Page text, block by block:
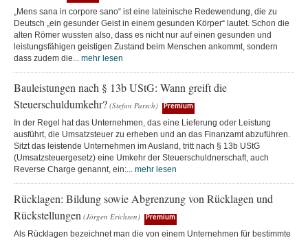
„Mens sana in corpore sano“ ist eine lateinische Redewendung, die zu
Deutsch „ein gesunder Geist in einem gesunden Körper“ lautet. Schon die
alten Römer wussten also, dass es nicht nur auf einen gesunden und
leistungsfähigen geistigen Zustand beim Menschen ankommt, sondern
dass zudem die... mehr lesen
Bauleistungen nach § 13b UStG: Wann greift die
Steuerschuldumkehr? (Stefan Parsch) Premium
In der Regel hat das Unternehmen, das eine Lieferung oder Leistung
ausführt, die Umsatzsteuer zu erheben und an das Finanzamt abzuführen.
Sitzt das leistende Unternehmen im Ausland, tritt nach § 13b UStG
(Umsatzsteuergesetz) eine Umkehr der Steuerschuldnerschaft, auch
Reverse Charge genannt, ein:... mehr lesen
Rücklagen: Bildung sowie Abgrenzung von Rücklagen und
Rückstellungen (Jörgen Erichsen) Premium
Als Rücklagen bezeichnet man die von einem Unternehmen für bestimmte